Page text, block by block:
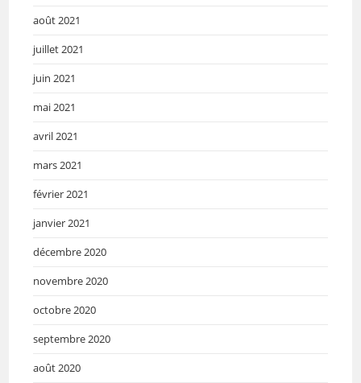
août 2021
juillet 2021
juin 2021
mai 2021
avril 2021
mars 2021
février 2021
janvier 2021
décembre 2020
novembre 2020
octobre 2020
septembre 2020
août 2020